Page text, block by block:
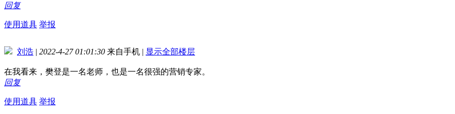
回复
使用道具 举报
刘浩 | 2022-4-27 01:01:30 来自手机 | 显示全部楼层
在我看来，樊登是一名老师，也是一名很强的营销专家。
回复
使用道具 举报